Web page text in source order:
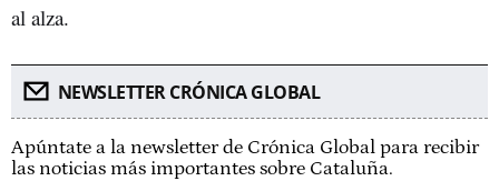
al alza.
NEWSLETTER CRÓNICA GLOBAL
Apúntate a la newsletter de Crónica Global para recibir
las noticias más importantes sobre Cataluña.